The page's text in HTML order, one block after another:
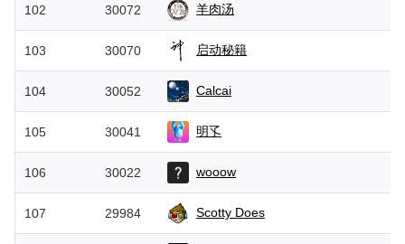
102 30072 羊肉汤
103 30070 启动秘籍
104 30052 Calcai
105 30041 明孓
106 30022 wooow
107 29984 Scotty Does